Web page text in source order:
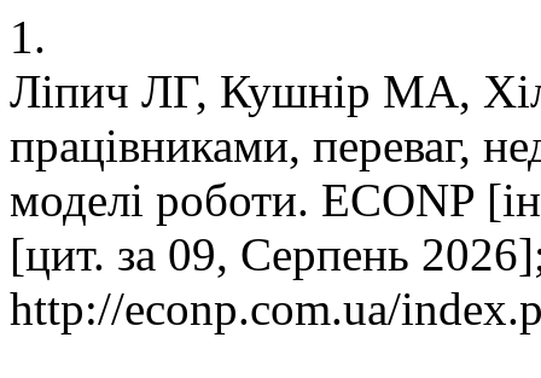
1.
Ліпич ЛГ, Кушнір МА,
працівниками, переваг,
моделі роботи. ECONP
[цит. за 09, Серпень
http://econp.com.ua/